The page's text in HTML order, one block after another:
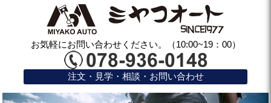
お気軽にお問い合わせください。（10:00~19：00）
注文・見学・相談・お問い合わせ